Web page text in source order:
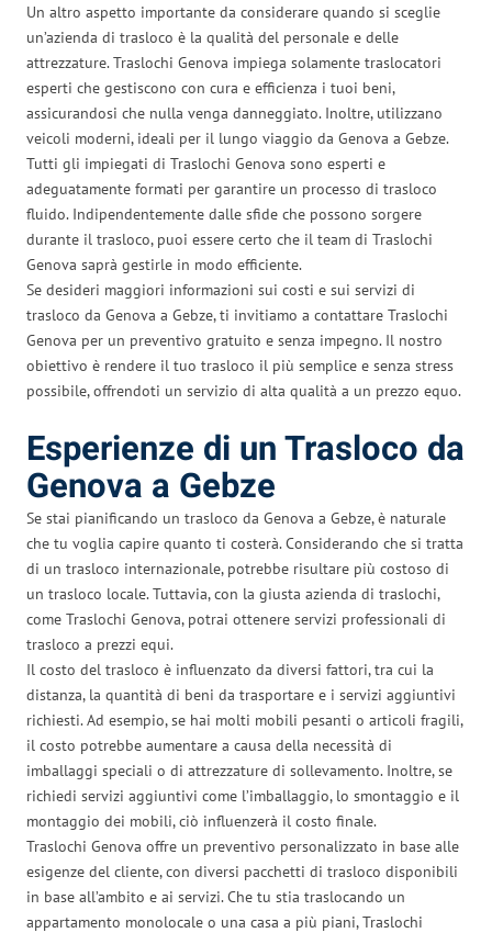
Un altro aspetto importante da considerare quando si sceglie
un’azienda di trasloco è la qualità del personale e delle
attrezzature. Traslochi Genova impiega solamente traslocatori
esperti che gestiscono con cura e efficienza i tuoi beni,
assicurandosi che nulla venga danneggiato. Inoltre, utilizzano
veicoli moderni, ideali per il lungo viaggio da Genova a Gebze.
Tutti gli impiegati di Traslochi Genova sono esperti e
adeguatamente formati per garantire un processo di trasloco
fluido. Indipendentemente dalle sfide che possono sorgere
durante il trasloco, puoi essere certo che il team di Traslochi
Genova saprà gestirle in modo efficiente.
Se desideri maggiori informazioni sui costi e sui servizi di
trasloco da Genova a Gebze, ti invitiamo a contattare Traslochi
Genova per un preventivo gratuito e senza impegno. Il nostro
obiettivo è rendere il tuo trasloco il più semplice e senza stress
possibile, offrendoti un servizio di alta qualità a un prezzo equo.
Esperienze di un Trasloco da
Genova a Gebze
Se stai pianificando un trasloco da Genova a Gebze, è naturale
che tu voglia capire quanto ti costerà. Considerando che si tratta
di un trasloco internazionale, potrebbe risultare più costoso di
un trasloco locale. Tuttavia, con la giusta azienda di traslochi,
come Traslochi Genova, potrai ottenere servizi professionali di
trasloco a prezzi equi.
Il costo del trasloco è influenzato da diversi fattori, tra cui la
distanza, la quantità di beni da trasportare e i servizi aggiuntivi
richiesti. Ad esempio, se hai molti mobili pesanti o articoli fragili,
il costo potrebbe aumentare a causa della necessità di
imballaggi speciali o di attrezzature di sollevamento. Inoltre, se
richiedi servizi aggiuntivi come l’imballaggio, lo smontaggio e il
montaggio dei mobili, ciò influenzerà il costo finale.
Traslochi Genova offre un preventivo personalizzato in base alle
esigenze del cliente, con diversi pacchetti di trasloco disponibili
in base all’ambito e ai servizi. Che tu stia traslocando un
appartamento monolocale o una casa a più piani, Traslochi